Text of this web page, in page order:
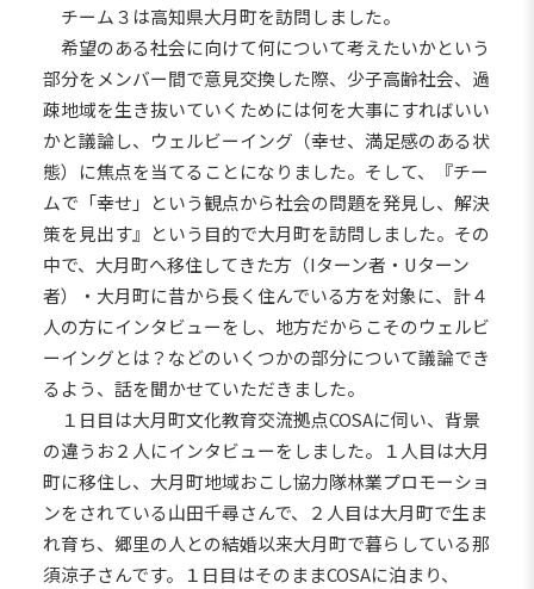
チーム３は高知県大月町を訪問しました。
希望のある社会に向けて何について考えたいかという
部分をメンバー間で意見交換した際、少子高齢社会、過
疎地域を生き抜いていくためには何を大事にすればいい
かと議論し、ウェルビーイング（幸せ、満足感のある状
態）に焦点を当てることになりました。そして、『チー
ムで「幸せ」という観点から社会の問題を発見し、解決
策を見出す』という目的で大月町を訪問しました。その
中で、大月町へ移住してきた方（Iターン者・Uターン
者）・大月町に昔から長く住んでいる方を対象に、計４
人の方にインタビューをし、地方だからこそのウェルビ
ーイングとは？などのいくつかの部分について議論でき
るよう、話を聞かせていただきました。
１日目は大月町文化教育交流拠点COSAに伺い、背景
の違うお２人にインタビューをしました。１人目は大月
町に移住し、大月町地域おこし協力隊林業プロモーショ
ンをされている山田千尋さんで、２人目は大月町で生ま
れ育ち、郷里の人との結婚以来大月町で暮らしている那
須涼子さんです。１日目はそのままCOSAに泊まり、